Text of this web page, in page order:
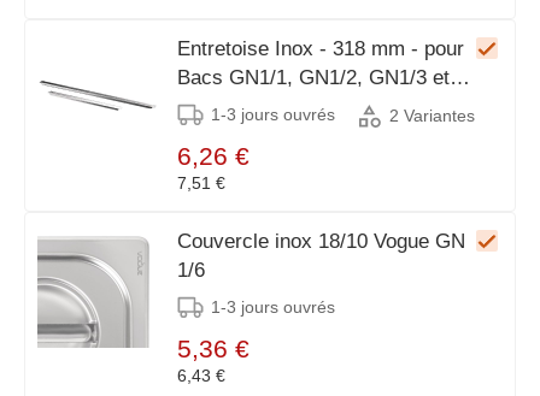
Entretoise Inox - 318 mm - pour
Bacs GN1/1, GN1/2, GN1/3 et
GN2/31-3 jours ouvrés 2 Variantes
6,26 €
7,51 €
Couvercle inox 18/10 Vogue GN
1/6
1-3 jours ouvrés
5,36 €
6,43 €